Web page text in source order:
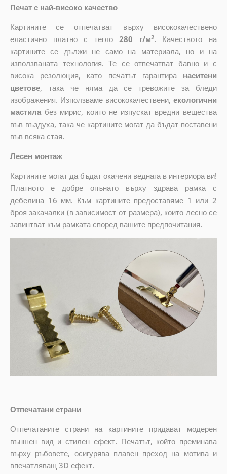
Печат с най-високо качество
Картините се отпечатват върху висококачествено
еластично платно с тегло280 г/м2. Качеството на
картините се дължи не само на материала, но и на
използваната технология. Те се отпечатват бавно и с
висока резолюция, като печатът гарантира наситени
цветове, така че няма да се тревожите за бледи
изображения. Използваме висококачествени,екологични
мастилабез мирис, които не изпускат вредни вещества
във въздуха, така че картините могат да бъдат поставени
във всяка стая.
Лесен монтаж
Картините могат да бъдат окачени веднага в интериора ви!
Платното е добре опънато върху здрава рамка с
дебелина 16 мм. Към картините предоставяме 1 или 2
броя закачалки (в зависимост от размера), които лесно се
завинтват към рамката според вашите предпочитания.
Отпечатани страни
Отпечатаните страни на картините придават модерен
външен вид и стилен ефект. Печатът, който преминава
върху ръбовете, осигурява плавен преход на мотива и
впечатляващ 3D ефект.